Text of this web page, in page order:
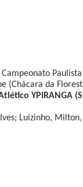
(Chácara da
YPIRANGA
Luizinho,